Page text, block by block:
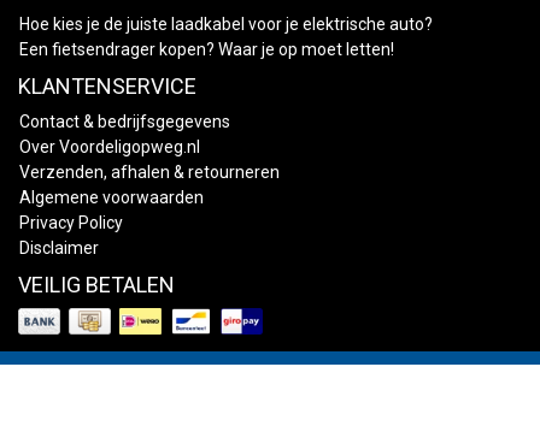
Hoe kies je de juiste laadkabel voor je elektrische auto?
Een fietsendrager kopen? Waar je op moet letten!
KLANTENSERVICE
Contact & bedrijfsgegevens
Over Voordeligopweg.nl
Verzenden, afhalen & retourneren
Algemene voorwaarden
Privacy Policy
Disclaimer
VEILIG BETALEN